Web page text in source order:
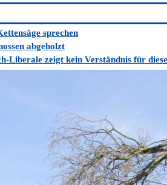
sprechen
abgeholzt
Liberale zeigt kein Verständnis für